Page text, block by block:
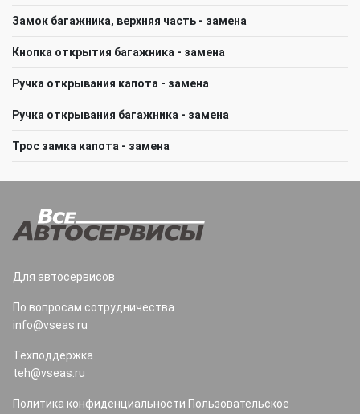
Замок багажника, верхняя часть - замена
Кнопка открытия багажника - замена
Ручка открывания капота - замена
Ручка открывания багажника - замена
Трос замка капота - замена
Для автосервисов
По вопросам сотрудничества
info@vseas.ru
Техподдержка
teh@vseas.ru
Политика конфиденциальности Пользовательское